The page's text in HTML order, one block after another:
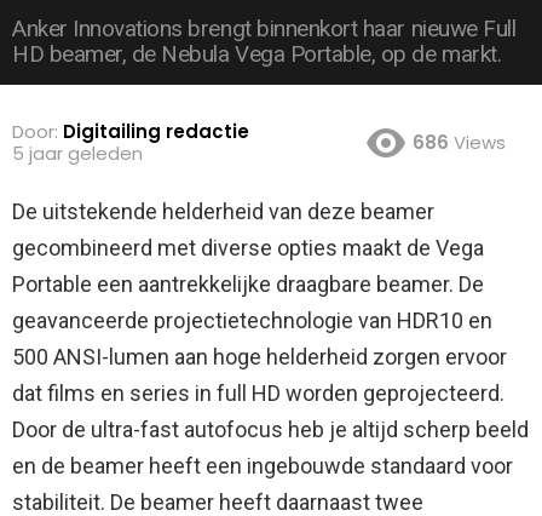
Anker Innovations brengt binnenkort haar nieuwe Full
HD beamer, de Nebula Vega Portable, op de markt.
Door: Digitailing redactie
5 jaar geleden
686 Views
De uitstekende helderheid van deze beamer
gecombineerd met diverse opties maakt de Vega
Portable een aantrekkelijke draagbare beamer. De
geavanceerde projectietechnologie van HDR10 en
500 ANSI-lumen aan hoge helderheid zorgen ervoor
dat films en series in full HD worden geprojecteerd.
Door de ultra-fast autofocus heb je altijd scherp beeld
en de beamer heeft een ingebouwde standaard voor
stabiliteit. De beamer heeft daarnaast twee